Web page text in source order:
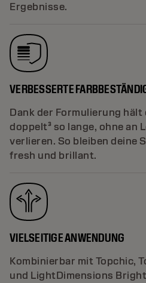
Ergebnisse.
VERBESSERTE
Dank der Formulierung hält
doppelt³ so lange, ohne an
verlieren. So bleiben deine
fresh und brillant.
VIELSEITIGE ANWENDUNG
Kombinierbar mit Topchic,
und LightDimensions